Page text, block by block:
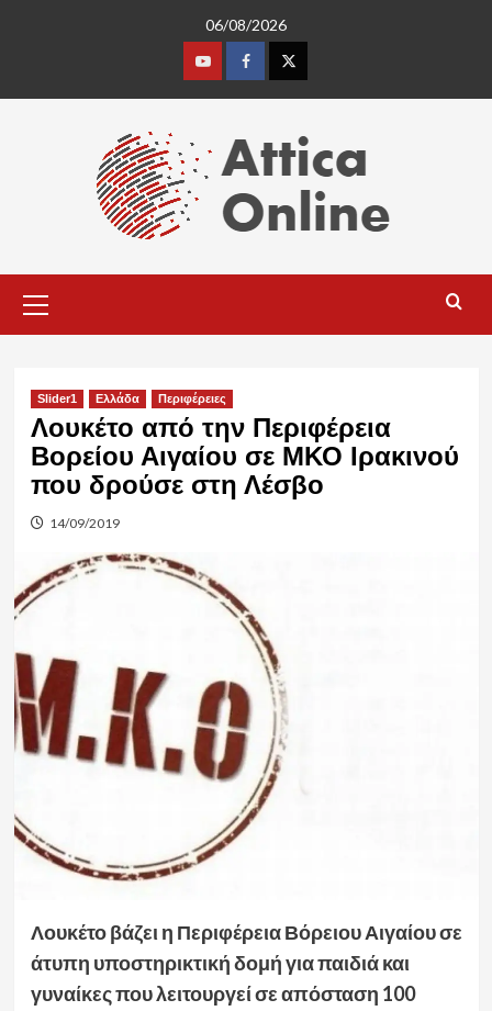
06/08/2026
YoutubeFacebookTwitter
Menu
Slider1 Ελλάδα Περιφέρειες
Λουκέτο από την Περιφέρεια
Βορείου Αιγαίου σε ΜΚΟ Ιρακινού
που δρούσε στη Λέσβο
14/09/2019
Λουκέτο βάζει η Περιφέρεια Βόρειου Αιγαίου σε
άτυπη υποστηρικτική δομή για παιδιά και
γυναίκες που λειτουργεί σε απόσταση 100